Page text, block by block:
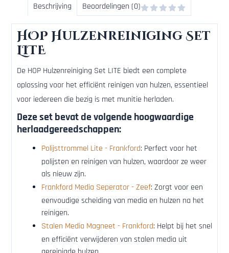
Beschrijving Beoordelingen (0)
HOP Hulzenreiniging Set
LITE
De HOP Hulzenreiniging Set LITE biedt een complete
oplossing voor het efficiënt reinigen van hulzen, essentieel
voor iedereen die bezig is met munitie herladen.
Deze set bevat de volgende hoogwaardige
herlaadgereedschappen:
Polijsttrommel Lite - Frankford: Perfect voor het
polijsten en reinigen van hulzen, waardoor ze weer
als nieuw zijn.
Frankford Media Seperator - Zeef: Zorgt voor een
eenvoudige scheiding van media en hulzen na het
reinigen.
Stalen Media Magneet - Frankford: Helpt bij het snel
en efficiënt verwijderen van stalen media uit